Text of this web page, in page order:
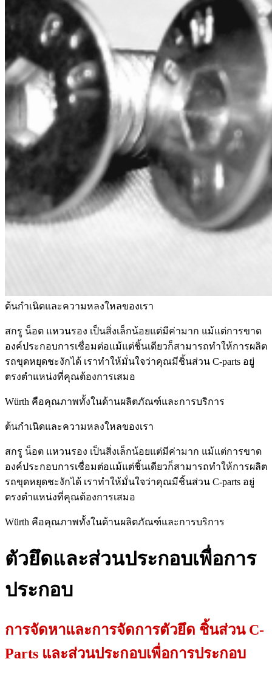
ต้นกำเนิดและความหลงใหลของเรา
สกรู น็อต แหวนรอง เป็นสิ่งเล็กน้อยแต่มีค่ามาก แม้แต่การขาด
องค์ประกอบการเชื่อมต่อแม้แต่ชิ้นเดียวก็สามารถทำให้การผลิต
รถขุดหยุดชะงักได้ เราทำให้มั่นใจว่าคุณมีชิ้นส่วน C-parts อยู่
ตรงตำแหน่งที่คุณต้องการเสมอ
Würth คือคุณภาพทั้งในด้านผลิตภัณฑ์และการบริการ
ต้นกำเนิดและความหลงใหลของเรา
สกรู น็อต แหวนรอง เป็นสิ่งเล็กน้อยแต่มีค่ามาก แม้แต่การขาด
องค์ประกอบการเชื่อมต่อแม้แต่ชิ้นเดียวก็สามารถทำให้การผลิต
รถขุดหยุดชะงักได้ เราทำให้มั่นใจว่าคุณมีชิ้นส่วน C-parts อยู่
ตรงตำแหน่งที่คุณต้องการเสมอ
Würth คือคุณภาพทั้งในด้านผลิตภัณฑ์และการบริการ
ตัวยึดและส่วนประกอบเพื่อการ
ประกอบ
การจัดหาและการจัดการตัวยึด ชิ้นส่วน C-
Parts และส่วนประกอบเพื่อการประกอบ